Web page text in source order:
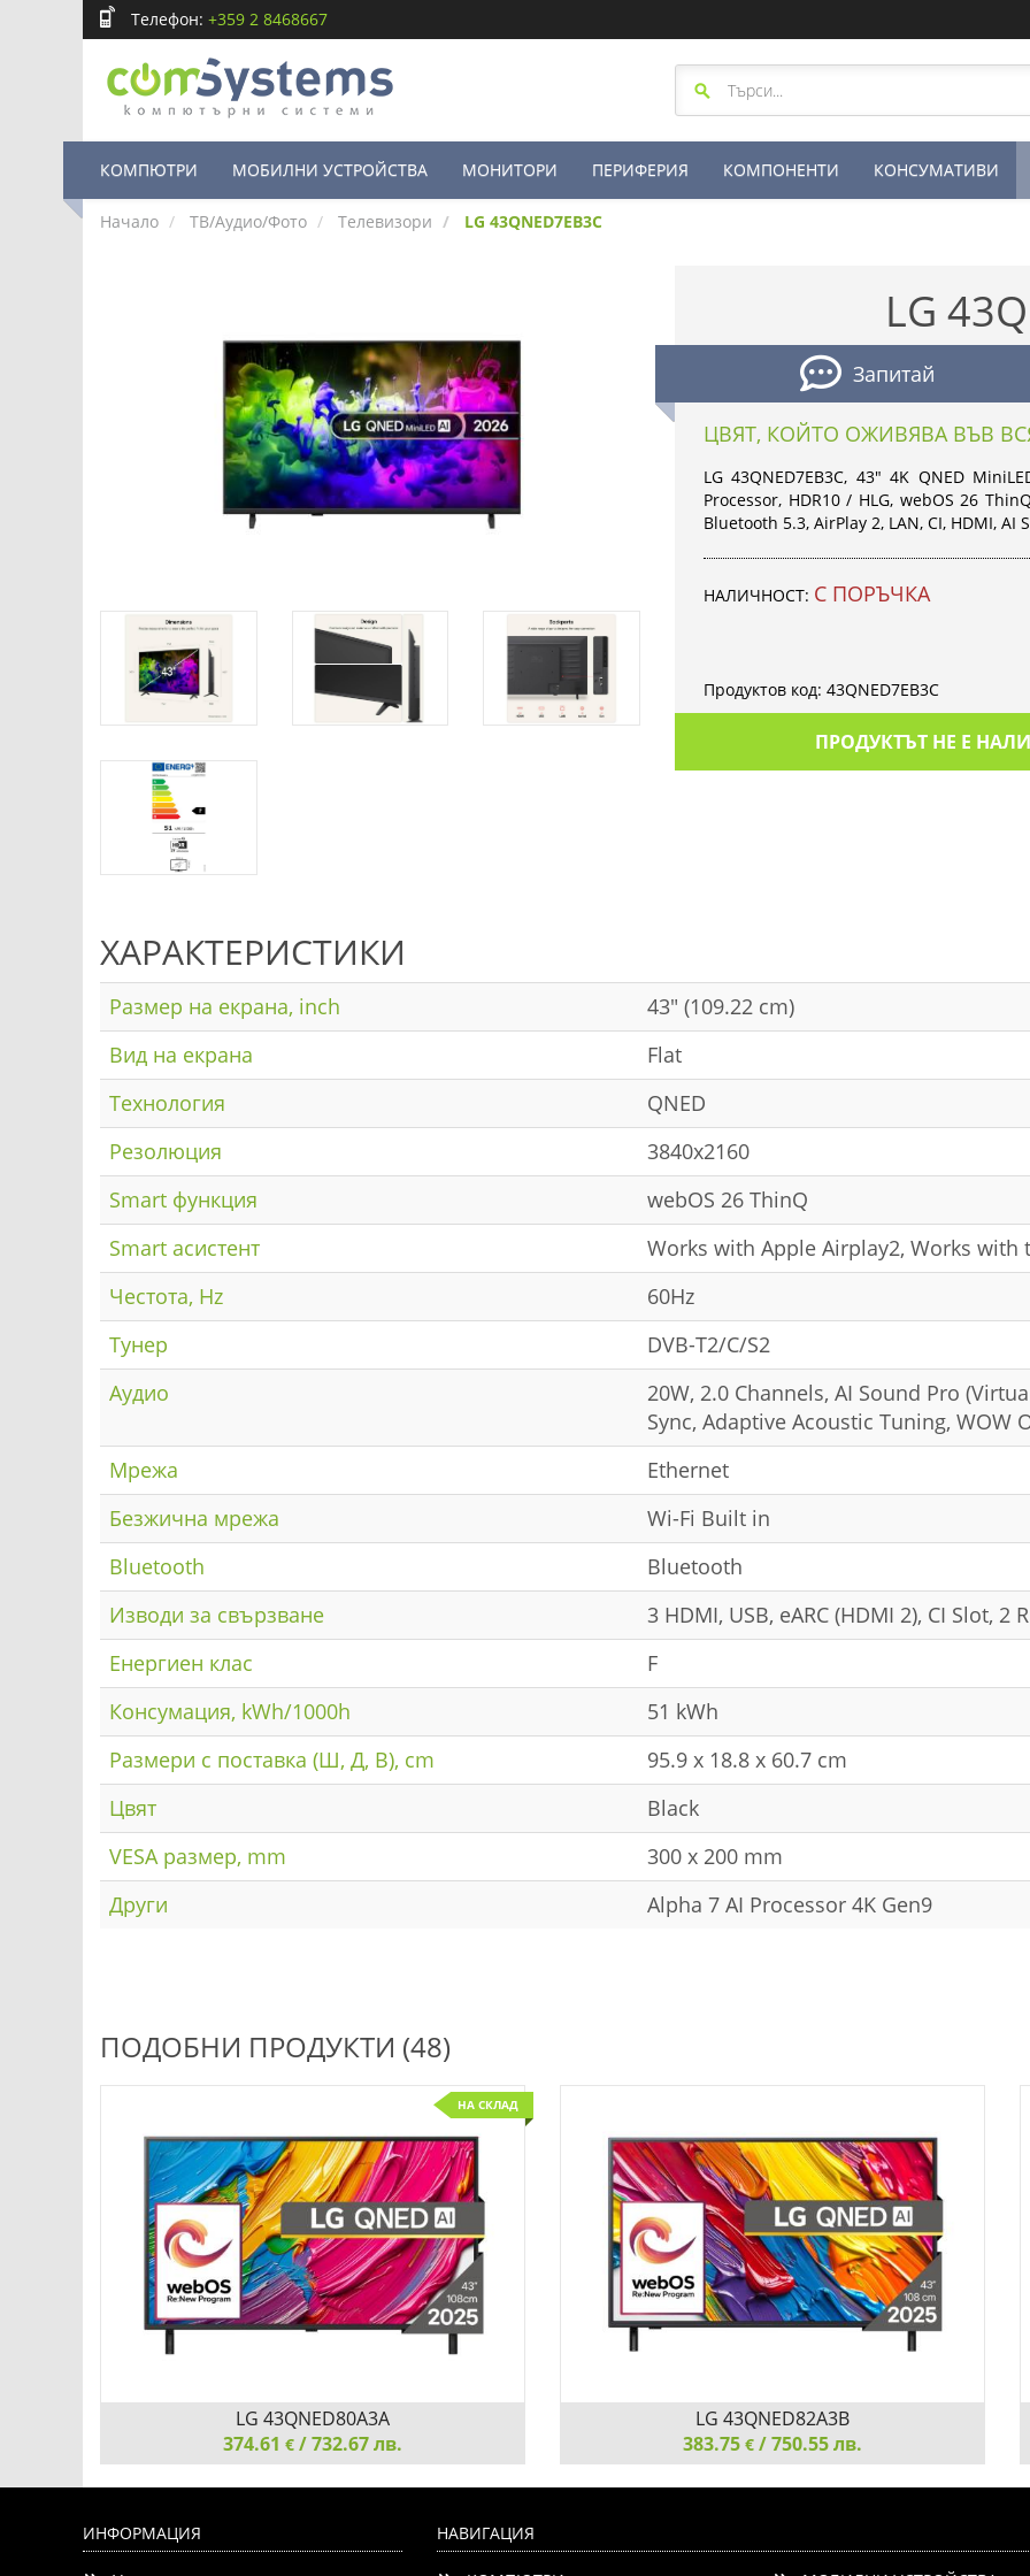
Телефон: +359 2 8468667
КОМПЮТРИ МОБИЛНИ УСТРОЙСТВА МОНИТОРИ ПЕРИФЕРИЯ КОМПОНЕНТИ КОНСУМАТИВИ
Начало ТВ/Аудио/Фото Телевизори LG 43QNED7EB3C
LG
Запитай
ЦВЯТ, КОЙТО ОЖИВЯВА ВЪВ
LG 43QNED7EB3C, 43" 4K QNED
Processor, HDR10 / HLG, webOS 26
Bluetooth 5.3, AirPlay 2, LAN, CI, HDMI, AI
НАЛИЧНОСТ: С ПОРЪЧКА
Продуктов код: 43QNED7EB3C
ПРОДУКТЪТ НЕ Е
ХАРАКТЕРИСТИКИ
Размер на екрана, inch
43" (109.22 cm)
Вид на екрана
Flat
Технология
QNED
Резолюция
3840x2160
Smart функция
webOS 26 ThinQ
Smart асистент
Works with Apple Airplay2, Works with
Честота, Hz
60Hz
Тунер
DVB-T2/C/S2
Аудио
20W, 2.0 Channels, AI Sound Pro
Sync, Adaptive Acoustic Tuning, WOW
Мрежа
Ethernet
Безжична мрежа
Wi-Fi Built in
Bluetooth
Bluetooth
Изводи за свързване
3 HDMI, USB, eARC (HDMI 2), CI Slot, 2
Енергиен клас
F
Консумация, kWh/1000h
51 kWh
Размери с поставка (Ш, Д, В), cm
95.9 x 18.8 x 60.7 cm
Цвят
Black
VESA размер, mm
300 x 200 mm
Други
Alpha 7 AI Processor 4K Gen9
ПОДОБНИ ПРОДУКТИ (48)
НА СКЛАД
3840x2160, DVB-T2/C/S2, a7 AI Processor, HDR10 /
HLG, webOS 25 ThinQ, VRR / ALLM / HGiG, 4K
LG 43QNED80A3A
374.61 € / 732.67 лв.
/ HLG, webOS 25 ThinQ, VRR / ALLM / HGiG, 4K
LG 43QNED82A3B
383.75 € / 750.55 лв.
ИНФОРМАЦИЯ НАВИГАЦИЯ